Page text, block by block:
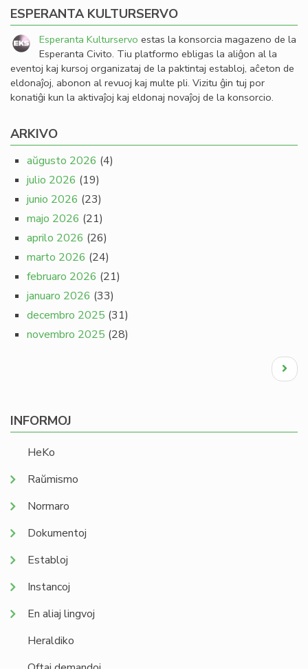
ESPERANTA KULTURSERVO
Esperanta Kulturservo estas la konsorcia magazeno de la
Esperanta Civito. Tiu platformo ebligas la aliĝon al la
eventoj kaj kursoj organizataj de la paktintaj establoj, aĉeton de
eldonaĵoj, abonon al revuoj kaj multe pli. Vizitu ĝin tuj por
konatiĝi kun la aktivaĵoj kaj eldonaj novaĵoj de la konsorcio.
ARKIVO
aŭgusto 2026 (4)
julio 2026 (19)
junio 2026 (23)
majo 2026 (21)
aprilo 2026 (26)
marto 2026 (24)
februaro 2026 (21)
januaro 2026 (33)
decembro 2025 (31)
novembro 2025 (28)
Next
page
INFORMOJ
HeKo
Raŭmismo
Normaro
Dokumentoj
Establoj
Instancoj
En aliaj lingvoj
Heraldiko